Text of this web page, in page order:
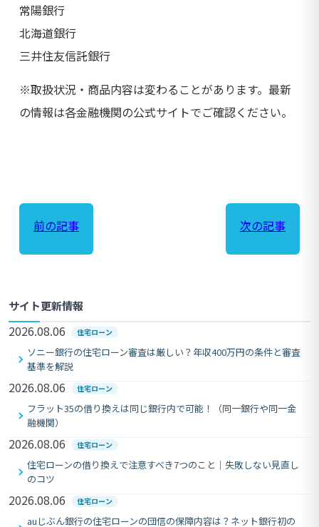
常陽銀行
北海道銀行
三井住友信託銀行
※取扱状況・商品内容は変わることがあります。最新
の情報は各金融機関の公式サイトでご確認ください。
前の記事 次の記事
サイト更新情報
2026.08.06 住宅ローン
ソニー銀行の住宅ローン審査は厳しい？年収400万円の条件と審査
基準を解説
2026.08.06 住宅ローン
フラット35の借り換えは同じ銀行内で可能！（同一銀行や同一金
融機関）
2026.08.06 住宅ローン
住宅ローンの借り換えで注意すべき7つのこと｜失敗しない見直し
のコツ
2026.08.06 住宅ローン
auじぶん銀行の住宅ローンの団信の保障内容は？ネット銀行初の